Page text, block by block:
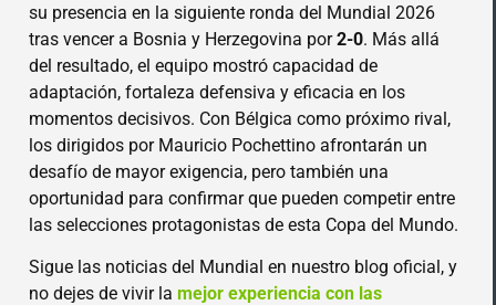
su presencia en la siguiente ronda del Mundial 2026
tras vencer a Bosnia y Herzegovina por2-0. Más allá
del resultado, el equipo mostró capacidad de
adaptación, fortaleza defensiva y eficacia en los
momentos decisivos. Con Bélgica como próximo rival,
los dirigidos por Mauricio Pochettino afrontarán un
desafío de mayor exigencia, pero también una
oportunidad para confirmar que pueden competir entre
las selecciones protagonistas de esta Copa del Mundo.
Sigue las noticias del Mundial en nuestro blog oficial, y
no dejes de vivir lamejor experiencia con las